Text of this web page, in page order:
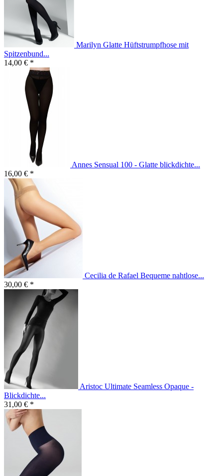
Marilyn Glatte Hüftstrumpfhose mit
Spitzenbund...
14,00 € *
Annes Sensual 100 - Glatte blickdichte...
16,00 € *
Cecilia de Rafael Bequeme nahtlose...
30,00 € *
Aristoc Ultimate Seamless Opaque -
Blickdichte...
31,00 € *